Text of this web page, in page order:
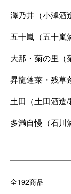
澤乃井（小澤酒
五十嵐（五十嵐
大那・菊の里（
昇龍蓬莱・残草
土田（土田酒造/
多満自慢（石川
全192商品